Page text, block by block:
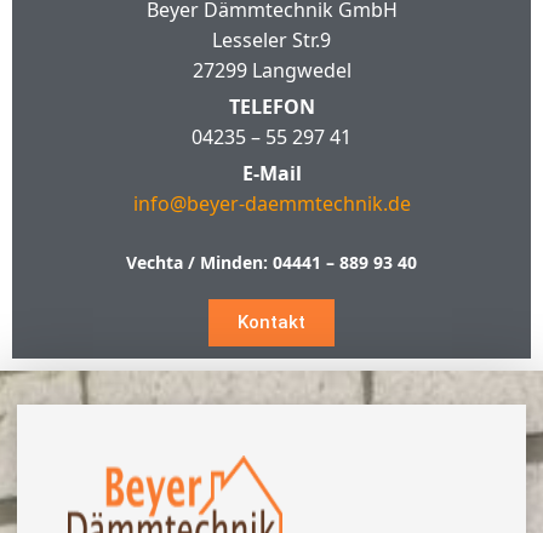
Beyer Dämmtechnik GmbH
Lesseler Str.9
27299 Langwedel
TELEFON
04235 – 55 297 41
E-Mail
info@beyer-daemmtechnik.de
Vechta / Minden: 04441 – 889 93 40
Kontakt